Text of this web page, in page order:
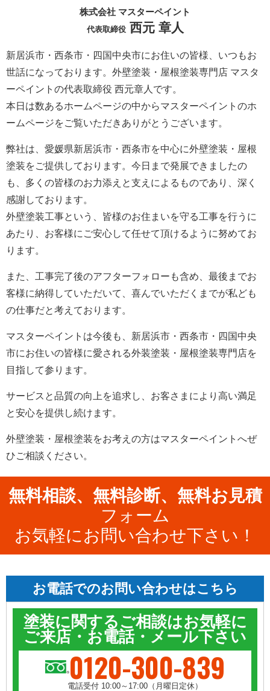
株式会社 マスターペイント
代表取締役西元 章人
新居浜市・西条市・四国中央市にお住いの皆様、いつもお
世話になっております。外壁塗装・屋根塗装専門店 マスタ
ーペイントの代表取締役 西元章人です。
本日は数あるホームページの中からマスターペイントのホ
ームページをご覧いただきありがとうございます。
弊社は、愛媛県新居浜市・西条市を中心に外壁塗装・屋根
塗装をご提供しております。今日まで発展できましたの
も、多くの皆様のお力添えと支えによるものであり、深く
感謝しております。
外壁塗装工事という、皆様のお住まいを守る工事を行うに
あたり、お客様にご安心して任せて頂けるように努めてお
ります。
また、工事完了後のアフターフォローも含め、最後までお
客様に納得していただいて、喜んでいただくまでが私ども
の仕事だと考えております。
マスターペイントは今後も、新居浜市・西条市・四国中央
市にお住いの皆様に愛される外装塗装・屋根塗装専門店を
目指して参ります。
サービスと品質の向上を追求し、お客さまにより高い満足
と安心を提供し続けます。
外壁塗装・屋根塗装をお考えの方はマスターペイントへぜ
ひご相談ください。
無料相談、無料診断、無料お見積
フォーム
お気軽にお問い合わせ下さい！
お電話でのお問い合わせはこちら
塗装に関するご相談はお気軽に
ご来店・お電話・メール下さい
0120-300-839
電話受付 10:00～17:00（月曜日定休）